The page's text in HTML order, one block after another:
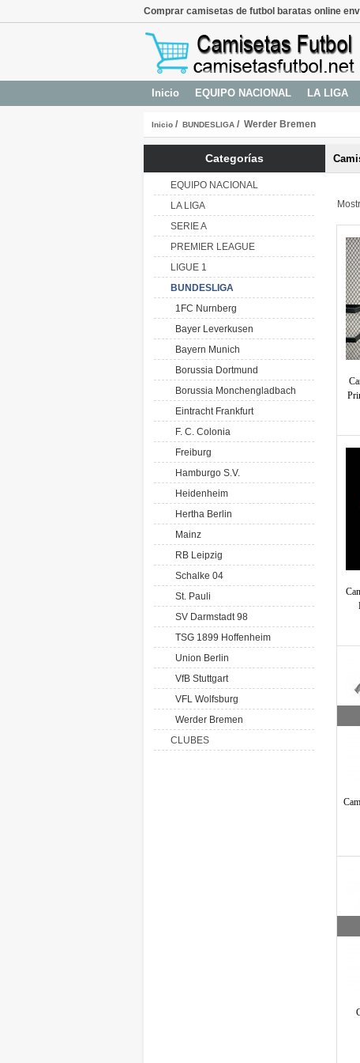
Comprar camisetas de futbol baratas online
Inicio EQUIPO NACIONAL LA LIGA
Inicio / BUNDESLIGA / Werder Bremen
Categorías
EQUIPO NACIONAL
LA LIGA
SERIE A
PREMIER LEAGUE
LIGUE 1
BUNDESLIGA
1FC Nurnberg
Bayer Leverkusen
Bayern Munich
Borussia Dortmund
Borussia Monchengladbach
Eintracht Frankfurt
F. C. Colonia
Freiburg
Hamburgo S.V.
Heidenheim
Hertha Berlin
Mainz
RB Leipzig
Schalke 04
St. Pauli
SV Darmstadt 98
TSG 1899 Hoffenheim
Union Berlin
VfB Stuttgart
VFL Wolfsburg
Werder Bremen
CLUBES